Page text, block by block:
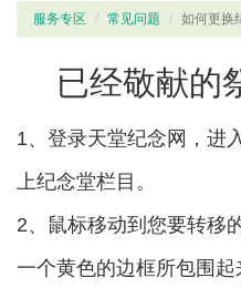
服务专区 常见问题 如何更换
已经敬献的
1、登录天堂纪念网，进
上纪念堂栏目。
2、鼠标移动到您要转移
一个黄色的边框所包围